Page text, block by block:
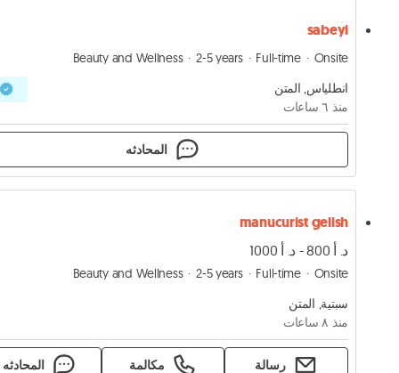
sabeyi
Beauty and Wellness 2-5 years Full-time
Onsite
انطلياس, المتن
منذ ٦ ساعات
المحادثه
manucurist gelish
د. أ 800 - د. أ 1000
Beauty and Wellness 2-5 years Full-time
Onsite
سبتية, المتن
منذ ٨ ساعات
رسالة مكالمة المحادثه